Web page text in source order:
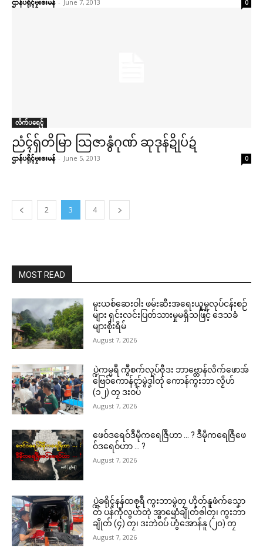
ဌာန်ပရိုၚ်ဗၠးၜးမန် - June 7, 2013 0
လိက်ပရေၚ်
ညံၚ်ရှ်တိမြာ သြဇာနွံဂုဏ် ဆုဒုန်ဍိုပ်ဍဴ
ဌာန်ပရိုၚ်ဗၠးၜးမန် - June 5, 2013 0
2 3 4
MOST READ
မူးယစ်ဆေးဝါး ဖမ်းဆီးအရေးယူမှုလုပ်ငန်းစဉ်
များ ရှင်းလင်းပြတ်သားမှုမရှိသဖြင့် ဒေသခံ
များစိုးရိမ်
August 7, 2026
ပ္ဍဲကမ္မရဳ ကွဳစက်လုပ်ဇီုဒး ဘာဗ္တောန်လိက်ဖောအ်
ဗြေဝ်ကောန်ၚာ်မွဲဒၞါဲတုဲ ကောန်ကွးဘာ လၟိဟ်
(၁၂) တၠ ဒးဝပ်
August 7, 2026
ဖေဝ်ဒရေဝ်ဒဳမဵုကရေဇြဳဟာ … ? ဒဳမဵုကရေဇြဳဖေ
ဝ်ဒရေဝ်ဟာ … ?
August 7, 2026
ပ္ဍဲခရိုၚ်နန်ထၜုရဳ ကွးဘာမွဲတၠ ဟိုတ်နူဖံက်သၞော
တ် ပန်ကဵုလွဟ်တုဲ အ္စာၝောံချိုတ်ၜါတၠ၊ ကွးဘာ
ချိုတ် (၄) တၠ၊ ဒးဘဲဝပ် ဟွံအောန်နူ (၂၀) တၠ
August 7, 2026